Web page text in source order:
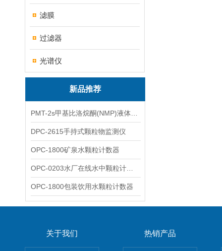
滤膜
过滤器
光谱仪
新品推荐
DPC-2615手持式颗粒物监测仪
OPC-1800矿泉水颗粒计数器
OPC-1800包装饮用水颗粒计数器
关于我们 热销产品